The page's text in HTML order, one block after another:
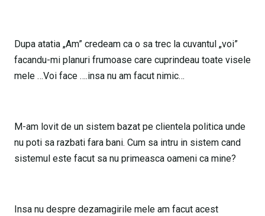
Dupa atatia „Am” credeam ca o sa trec la cuvantul „voi”
facandu-mi planuri frumoase care cuprindeau toate visele
mele …Voi face ….insa nu am facut nimic…
M-am lovit de un sistem bazat pe clientela politica unde
nu poti sa razbati fara bani. Cum sa intru in sistem cand
sistemul este facut sa nu primeasca oameni ca mine?
Insa nu despre dezamagirile mele am facut acest